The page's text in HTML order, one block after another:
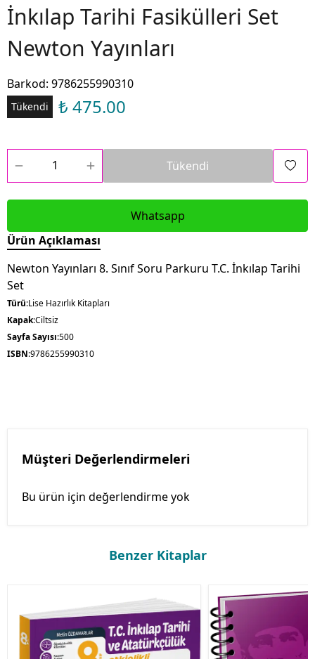
İnkılap Tarihi Fasikülleri Set
Newton Yayınları
Barkod: 9786255990310
Tükendi ₺ 475.00
Tükendi
Whatsapp
Ürün Açıklaması
Newton Yayınları 8. Sınıf Soru Parkuru T.C. İnkılap Tarihi
Set
Türü:Lise Hazırlık Kitapları
Kapak:Ciltsiz
Sayfa Sayısı:500
ISBN:9786255990310
Müşteri Değerlendirmeleri
Bu ürün için değerlendirme yok
Benzer Kitaplar